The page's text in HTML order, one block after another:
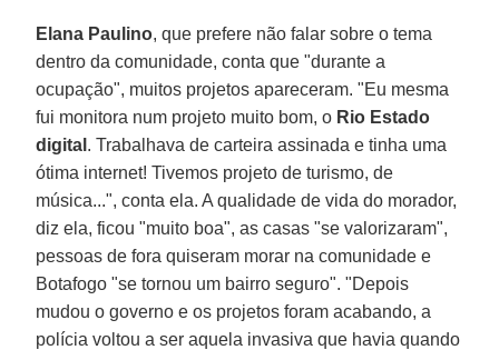
Elana Paulino, que prefere não falar sobre o tema
dentro da comunidade, conta que "durante a
ocupação", muitos projetos apareceram. "Eu mesma
fui monitora num projeto muito bom, o Rio Estado
digital . Trabalhava de carteira assinada e tinha uma
ótima internet! Tivemos projeto de turismo, de
música...", conta ela. A qualidade de vida do morador,
diz ela, ficou "muito boa", as casas "se valorizaram",
pessoas de fora quiseram morar na comunidade e
Botafogo "se tornou um bairro seguro". "Depois
mudou o governo e os projetos foram acabando, a
polícia voltou a ser aquela invasiva que havia quando